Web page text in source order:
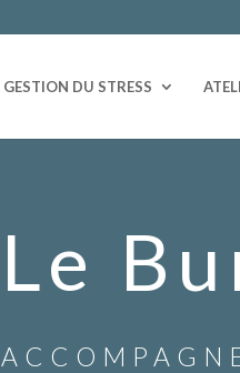
GESTION DU STRESS
Le